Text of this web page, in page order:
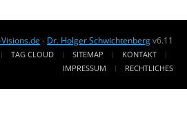
- Dr. Holger Schwichtenbergv6.11
TAG CLOUD SITEMAP
KONTAKT
IMPRESSUM
RECHTLICHES